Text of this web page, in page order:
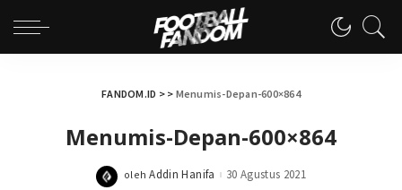
FANDOM.ID > > Menumis-Depan-600×864
Menumis-Depan-600×864
Posted
oleh Addin Hanifa 30 Agustus 2021